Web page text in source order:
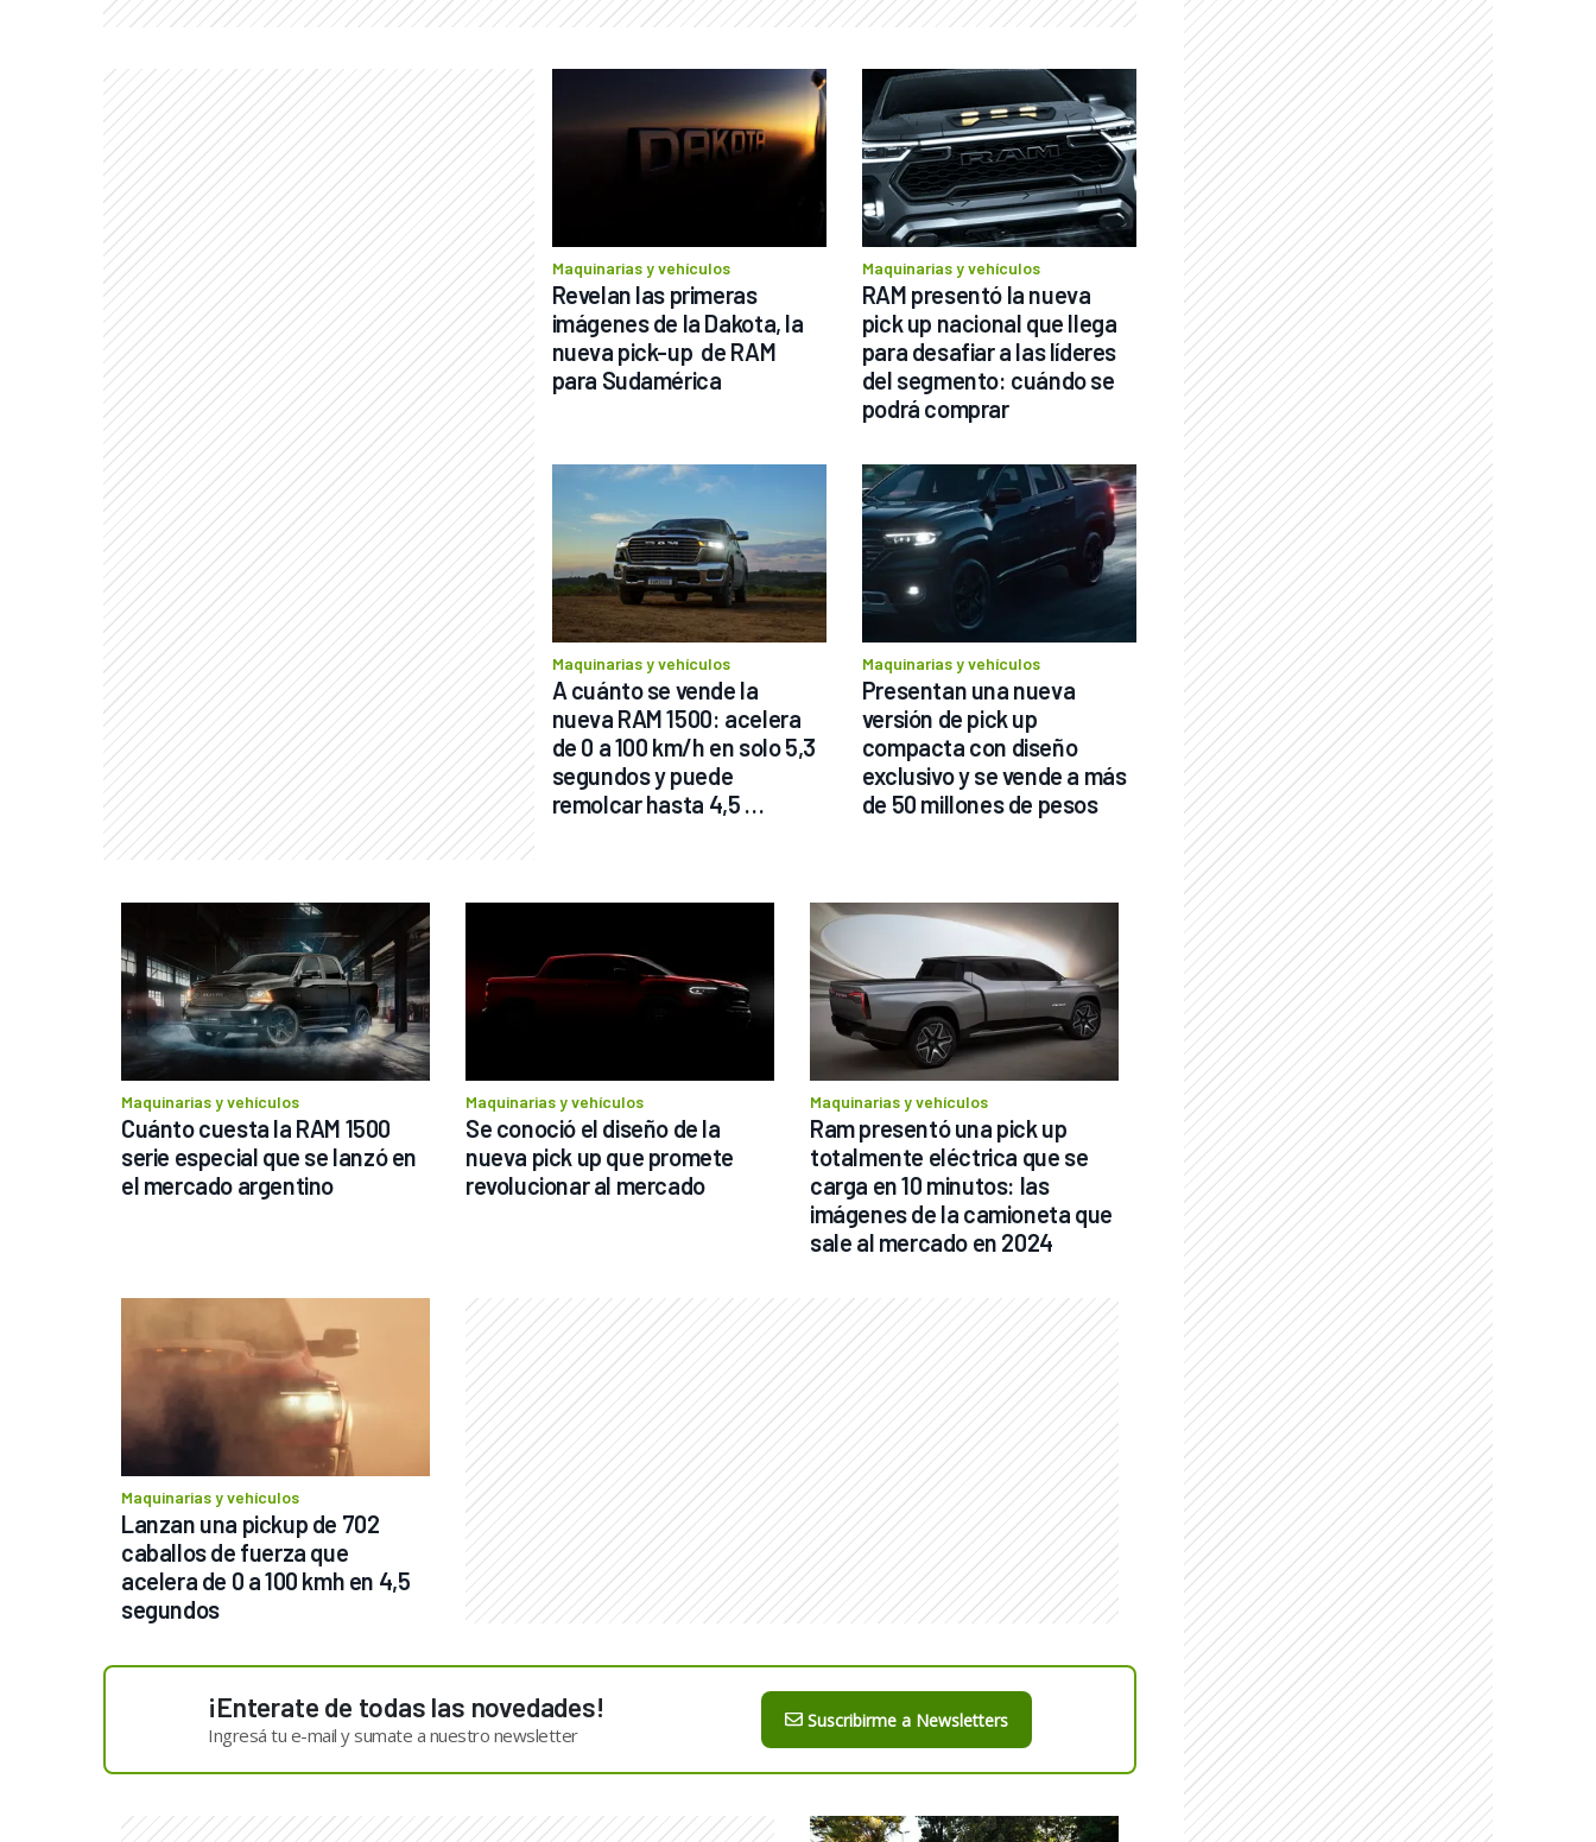
Maquinarias y vehículos
Revelan las primeras
imágenes de la Dakota, la
nueva pick-up  de RAM
para Sudamérica
Maquinarias y vehículos
RAM presentó la nueva
pick up nacional que llega
para desafiar a las líderes
del segmento: cuándo se
podrá comprar
Maquinarias y vehículos
A cuánto se vende la
nueva RAM 1500: acelera
de 0 a 100 km/h en solo 5,3
segundos y puede
remolcar hasta 4,5
Maquinarias y vehículos
Presentan una nueva
versión de pick up
compacta con diseño
exclusivo y se vende a más
de 50 millones de pesos
Maquinarias y vehículos
Cuánto cuesta la RAM 1500
serie especial que se lanzó en
el mercado argentino
Maquinarias y vehículos
Se conoció el diseño de la
nueva pick up que promete
revolucionar al mercado
Maquinarias y vehículos
Ram presentó una pick up
totalmente eléctrica que se
carga en 10 minutos: las
imágenes de la camioneta que
sale al mercado en 2024
Maquinarias y vehículos
Lanzan una pickup de 702
caballos de fuerza que
acelera de 0 a 100 kmh en 4,5
segundos
¡Enterate de todas las novedades!
Ingresá tu e-mail y sumate a nuestro newsletter
Suscribirme a Newsletters